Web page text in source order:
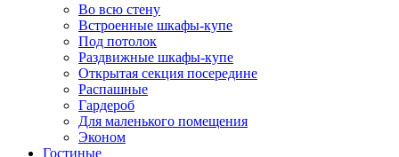
Во всю стену
Встроенные шкафы-купе
Под потолок
Раздвижные шкафы-купе
Открытая секция посередине
Распашные
Гардероб
Для маленького помещения
Эконом
Гостиные